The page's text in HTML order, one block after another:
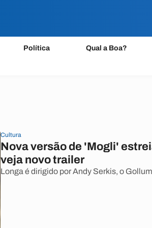
Política Qual a Boa?
Cultura
Nova versão de 'Mogli'
veja novo trailer
Longa é dirigido por Andy Serkis, o